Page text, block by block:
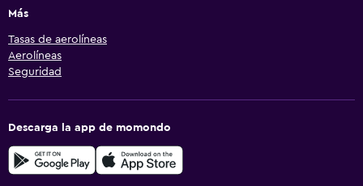
Más
Tasas de aerolíneas
Aerolíneas
Seguridad
Descarga la app de momondo